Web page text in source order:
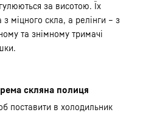
за висотою. Їх
міцного скла, а релінги – з
та знімному тримачі
скляна полиця
поставити в холодильник